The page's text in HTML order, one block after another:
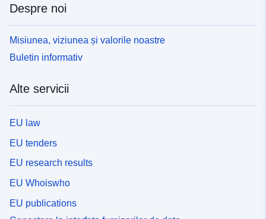
Despre noi
Misiunea, viziunea și valorile noastre
Buletin informativ
Alte servicii
EU law
EU tenders
EU research results
EU Whoiswho
EU publications